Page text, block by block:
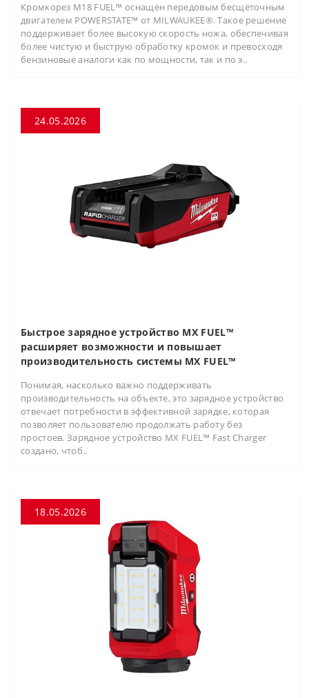
Кромкорез M18 FUEL™ оснащён передовым бесщёточным
двигателем POWERSTATE™ от MILWAUKEE®. Такое решение
поддерживает более высокую скорость ножа, обеспечивая
более чистую и быструю обработку кромок и превосходя
бензиновые аналоги как по мощности, так и по э..
24.05.2026
Быстрое зарядное устройство MX FUEL™
расширяет возможности и повышает
производительность системы MX FUEL™
Понимая, насколько важно поддерживать
производительность на объекте, это зарядное устройство
отвечает потребности в эффективной зарядке, которая
позволяет пользователю продолжать работу без
простоев. Зарядное устройство MX FUEL™ Fast Charger
создано, чтоб..
18.05.2026